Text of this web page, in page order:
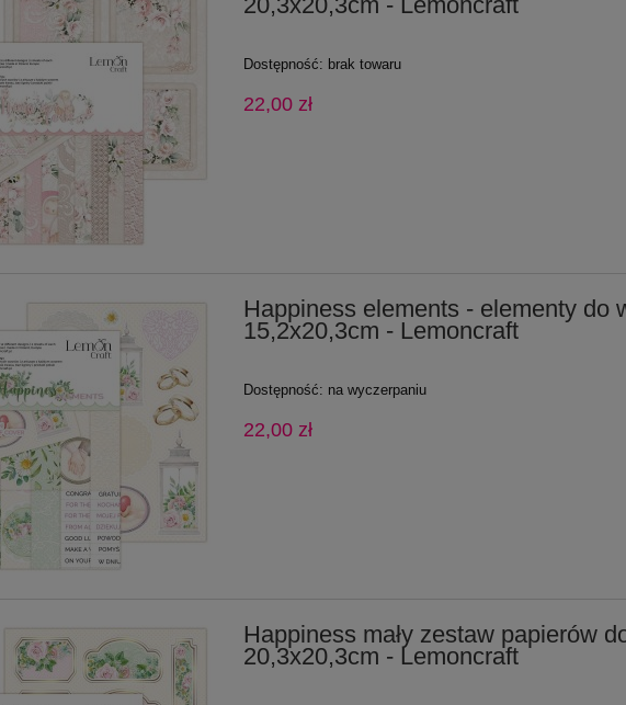
Dostępność: brak towaru
22,00 zł
Happiness elements - elementy do
15,2x20,3cm - Lemoncraft
Dostępność: na wyczerpaniu
22,00 zł
Happiness mały zestaw papierów
20,3x20,3cm - Lemoncraft